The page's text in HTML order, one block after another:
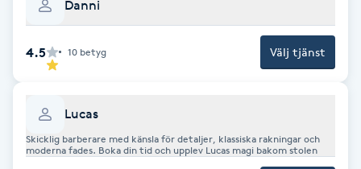
Hot Stone Massage
Hot yoga
Huduppstramning
Danni
4.5 10 betyg Välj tjänst
Lucas
Skicklig barberare med känsla för detaljer, klassiska rakningar och
moderna fades. Boka din tid och upplev Lucas magi bakom stolen